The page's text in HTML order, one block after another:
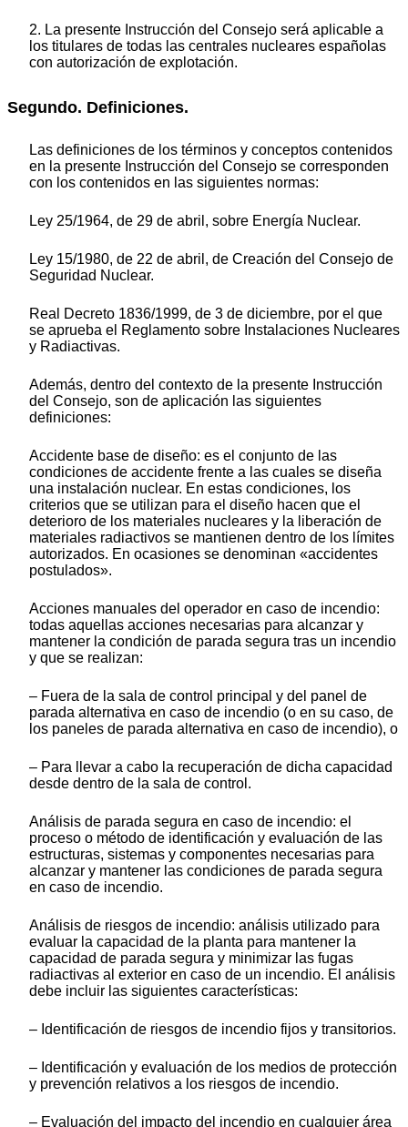
2. La presente Instrucción del Consejo será aplicable a
los titulares de todas las centrales nucleares españolas
con autorización de explotación.
Segundo. Definiciones.
Las definiciones de los términos y conceptos contenidos
en la presente Instrucción del Consejo se corresponden
con los contenidos en las siguientes normas:
Ley 25/1964, de 29 de abril, sobre Energía Nuclear.
Ley 15/1980, de 22 de abril, de Creación del Consejo de
Seguridad Nuclear.
Real Decreto 1836/1999, de 3 de diciembre, por el que
se aprueba el Reglamento sobre Instalaciones Nucleares
y Radiactivas.
Además, dentro del contexto de la presente Instrucción
del Consejo, son de aplicación las siguientes
definiciones:
Accidente base de diseño: es el conjunto de las
condiciones de accidente frente a las cuales se diseña
una instalación nuclear. En estas condiciones, los
criterios que se utilizan para el diseño hacen que el
deterioro de los materiales nucleares y la liberación de
materiales radiactivos se mantienen dentro de los límites
autorizados. En ocasiones se denominan «accidentes
postulados».
Acciones manuales del operador en caso de incendio:
todas aquellas acciones necesarias para alcanzar y
mantener la condición de parada segura tras un incendio
y que se realizan:
– Fuera de la sala de control principal y del panel de
parada alternativa en caso de incendio (o en su caso, de
los paneles de parada alternativa en caso de incendio), o
– Para llevar a cabo la recuperación de dicha capacidad
desde dentro de la sala de control.
Análisis de parada segura en caso de incendio: el
proceso o método de identificación y evaluación de las
estructuras, sistemas y componentes necesarias para
alcanzar y mantener las condiciones de parada segura
en caso de incendio.
Análisis de riesgos de incendio: análisis utilizado para
evaluar la capacidad de la planta para mantener la
capacidad de parada segura y minimizar las fugas
radiactivas al exterior en caso de un incendio. El análisis
debe incluir las siguientes características:
– Identificación de riesgos de incendio fijos y transitorios.
– Identificación y evaluación de los medios de protección
y prevención relativos a los riesgos de incendio.
– Evaluación del impacto del incendio en cualquier área